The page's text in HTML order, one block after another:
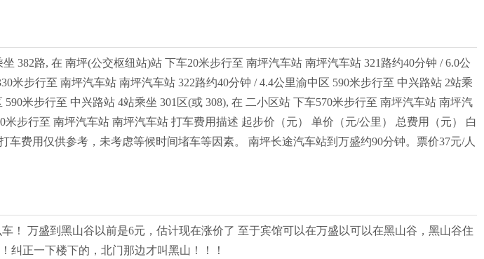
382路, 在 南坪(公交枢纽站)站 下车20米步行至 南坪汽车站 南坪汽车站 321路约40分钟 / 6.0公
米步行至 南坪汽车站 南坪汽车站 322路约40分钟 / 4.4公里渝中区 590米步行至 中兴路站 2站乘
米步行至 中兴路站 4站乘坐 301区(或 308), 在 二小区站 下车570米步行至 南坪汽车站 南坪汽
步行至 南坪汽车站 南坪汽车站 打车费用描述 起步价（元） 单价（元/公里） 总费用（元） 白
车费用仅供参考，未考虑等候时间堵车等因素。 南坪长途汽车站到万盛约90分钟。票价37元/人
！ 万盛到黑山谷以前是6元，估计现在涨价了 至于宾馆可以在万盛以可以在黑山谷，黑山谷住
纠正一下楼下的，北门那边才叫黑山！！！